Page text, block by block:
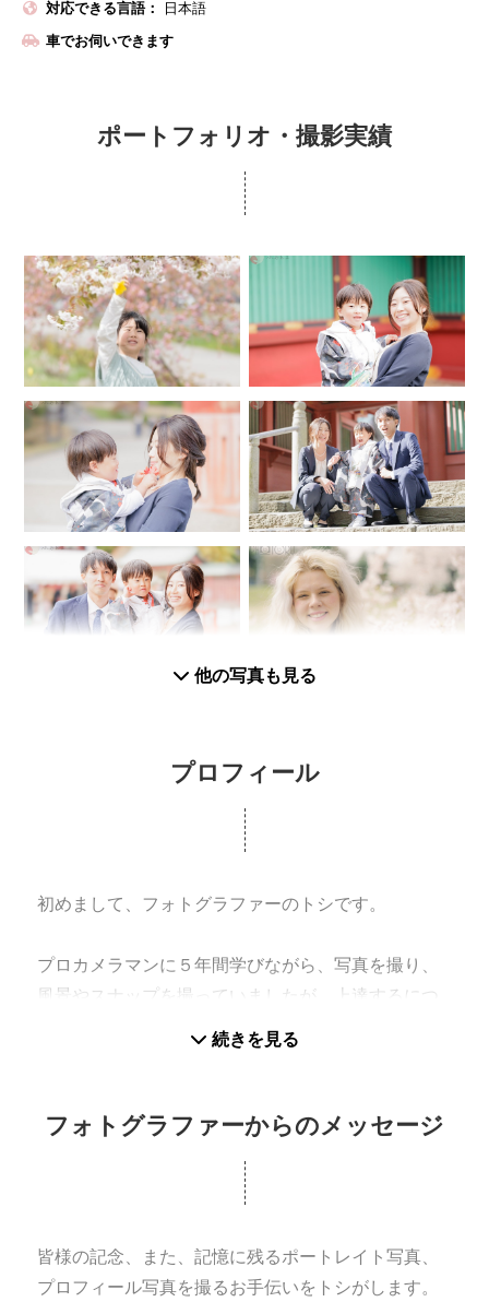
対応できる言語： 日本語
車でお伺いできます
ポートフォリオ・撮影実績
他の写真も見る
プロフィール
初めまして、フォトグラファーのトシです。
プロカメラマンに５年間学びながら、写真を撮り、
風景やスナップを撮っていましたが、上達するにつ
れ、素直にポートレートを撮りたくなってきまし
た。ある日、小さな女の子を連れた家族が公園で遊
撮らせてもらいました、。その後、渡した写真で
いた姿が印象的でした。ならば、もっと人の役にた
ちたいとの思いから、得意なカメラで、写真を通し
法人、個人様の撮影や、ご家族、ポートレートを多
続きを見る
フォトグラファーからのメッセージ
皆様の記念、また、記憶に残るポートレイト写真、
プロフィール写真を撮るお手伝いをトシがします。